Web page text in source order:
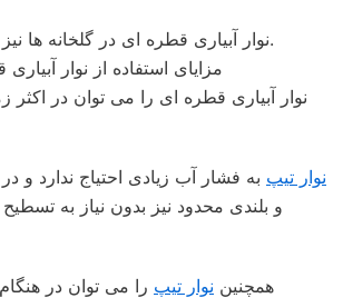
نوار آبیاری قطره ای در گلخانه ها نیز قابل استفاده است.
مزایای استفاده از نوار
نوار آبیاری قطره ای را می توان در اکثر
نوار تیپ به فشار آب زیادی احتیاج ندارد و
و بلندی محدود نیز بدون نیاز به
همچنین نوار تیپ را می توان در